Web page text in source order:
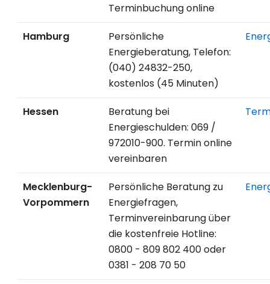
Terminbuchung online
Hamburg
Persönliche
Energieberatung, Telefon:
(040) 24832-250,
kostenlos (45 Minuten)
Hessen
Beratung bei
Energieschulden: 069 /
972010-900. Termin online
vereinbaren
Mecklenburg-
Vorpommern
Persönliche Beratung zu
Energiefragen,
Terminvereinbarung über
die kostenfreie Hotline:
0800 - 809 802 400 oder
0381 - 208 70 50